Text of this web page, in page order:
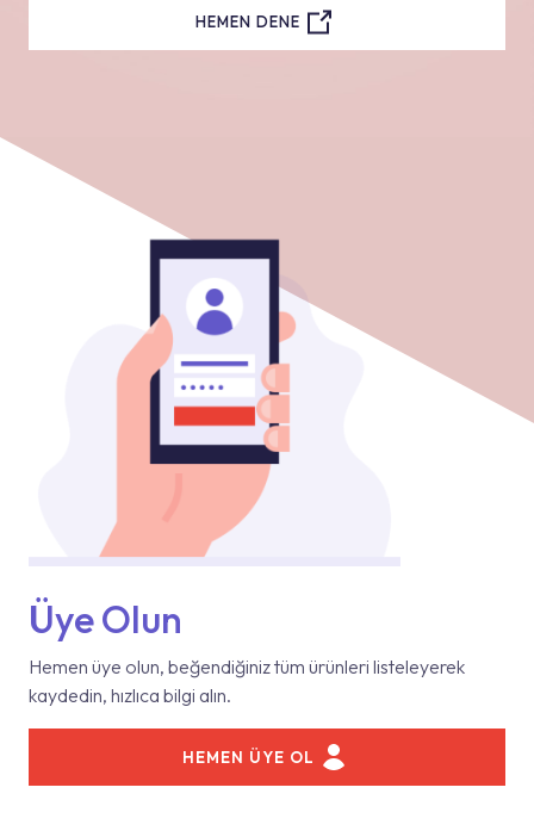
HEMEN DENE
Üye Olun
Hemen üye olun, beğendiğiniz tüm ürünleri listeleyerek
kaydedin, hızlıca bilgi alın.
HEMEN ÜYE OL